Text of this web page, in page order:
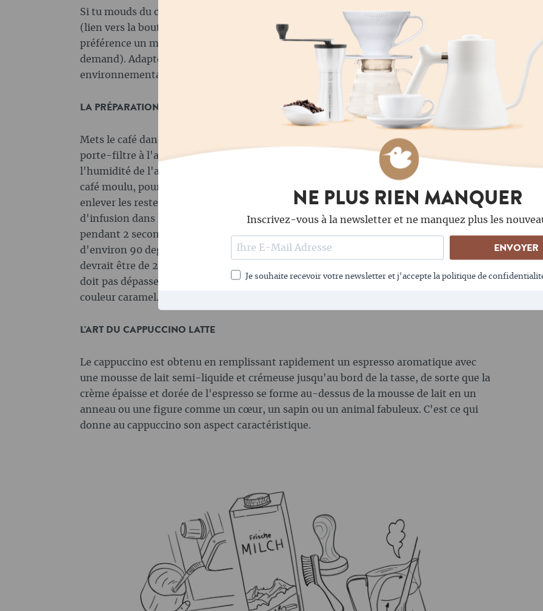
NE PLUS RIEN MANQUER
Inscrivez-vous à la newsletter et ne manquez plus les
ENVOYER
Je souhaite recevoir votre newsletter et j'accepte la politique de
Si tu mouds du café en grains, utilise un moulin avec un broyeur à disques ou à cônes
(lien vers la boutique Ã Moulins). Pour garantir la meilleure fraîcheur, utilise de
préférence un moulin à café avec mouture directe dans le porte-filtre (Grind on
demand). Adapte la mouture et le dosage aux grains de café ainsi qu'aux conditions
environnementales, telles que l'humidité et la température.
LA PRÉPARATION DE L'ESPRESSO
Mets le café dans le porte-filtre et pousse vigoureusement le café moulu dans le
porte-filtre à l'aide d'un tamper à café. La quantité de café moulu dépend de
l'humidité de l'air et de la mouture du café. Pour une tasse, il faut utiliser 7 à 8 g de
café moulu, pour deux tasses 12 g. Pour que le porte-filtre soit bien fermé, tu dois
enlever les restes de café moulu sur le porte-filtre avant d'insérer le dispositif
d'infusion dans la machine. Avant d'insérer le porte-filtre, laisse couler l'eau chaude
pendant 2 secondes. Cela permet d'abaisser la température à la bonne température
d'environ 90 degrés Celsius avant la préparation de l'espresso. Le temps de passage
devrait être de 25 à 30 secondes avec une pression d'eau de 9 bars. Un espresso ne
doit pas dépasser 30 ml de liquide et développe à la surface une délicieuse crème de
couleur caramel.
L'ART DU CAPPUCCINO LATTE
Le cappuccino est obtenu en remplissant rapidement un espresso aromatique avec
une mousse de lait semi-liquide et crémeuse jusqu'au bord de la tasse, de sorte que la
crème épaisse et dorée de l'espresso se forme au-dessus de la mousse de lait en un
anneau ou une figure comme un cœur, un sapin ou un animal fabuleux. C'est ce qui
donne au cappuccino son aspect caractéristique.